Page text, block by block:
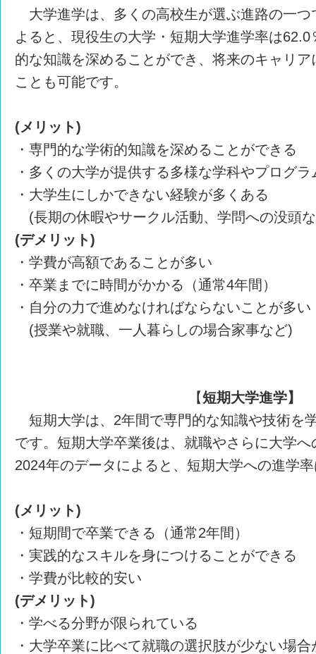
大学進学は、多くの高校生が選ぶ進路の一つ
よると、現役生の大学・短期大学進学率は
的な知識を深めることができ、将来のキャリ
ことも可能です。
(メリット)
・専門的な学術的知識を深めることができる
・多くの大学が提供する多様な学科やプログラ
・大学生にしかできない経験が多くある
(長期の休暇やサークル活動、学問への没頭
(デメリット)
・学費が高額であることが多い
・卒業までに時間がかかる（通常4年間）
・自分の力で進めなければならないことが多い
(授業や就職、一人暮らしの場合家事など)
【短期大学進学】
短期大学は、2年間で専門的な知識や技術を
です。短期大学卒業後は、就職やさらに大学
2024年のデータによると、短期大学への進学
(メリット)
・短期間で卒業できる（通常2年間）
・実践的なスキルを身につけることができる
・学費が比較的安い
(デメリット)
・学べる分野が限られている
・大学卒業に比べて就職の選択肢が少ない場合